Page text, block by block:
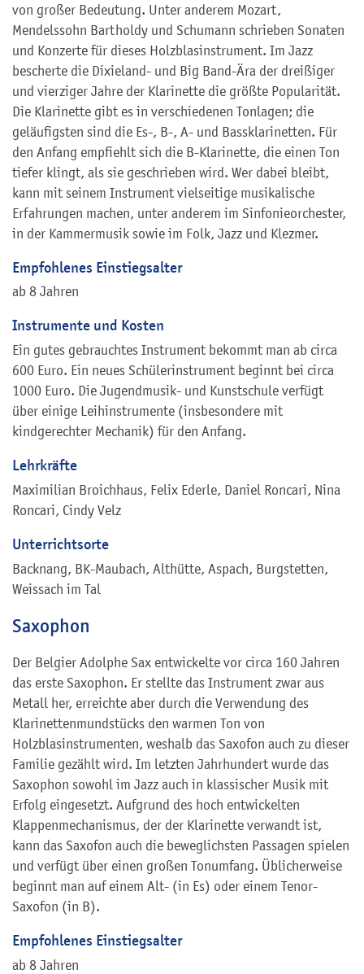
von großer Bedeutung. Unter anderem Mozart,
Mendelssohn Bartholdy und Schumann schrieben Sonaten
und Konzerte für dieses Holzblasinstrument. Im Jazz
bescherte die Dixieland- und Big Band-Ära der dreißiger
und vierziger Jahre der Klarinette die größte Popularität.
Die Klarinette gibt es in verschiedenen Tonlagen; die
geläufigsten sind die Es-, B-, A- und Bassklarinetten. Für
den Anfang empfiehlt sich die B-Klarinette, die einen Ton
tiefer klingt, als sie geschrieben wird. Wer dabei bleibt,
kann mit seinem Instrument vielseitige musikalische
Erfahrungen machen, unter anderem im Sinfonieorchester,
in der Kammermusik sowie im Folk, Jazz und Klezmer.
Empfohlenes Einstiegsalter
ab 8 Jahren
Instrumente und Kosten
Ein gutes gebrauchtes Instrument bekommt man ab circa
600 Euro. Ein neues Schülerinstrument beginnt bei circa
1000 Euro. Die Jugendmusik- und Kunstschule verfügt
über einige Leihinstrumente (insbesondere mit
kindgerechter Mechanik) für den Anfang.
Lehrkräfte
Maximilian Broichhaus, Felix Ederle, Daniel Roncari, Nina
Roncari, Cindy Velz
Unterrichtsorte
Backnang, BK-Maubach, Althütte, Aspach, Burgstetten,
Weissach im Tal
Saxophon
Der Belgier Adolphe Sax entwickelte vor circa 160 Jahren
das erste Saxophon. Er stellte das Instrument zwar aus
Metall her, erreichte aber durch die Verwendung des
Klarinettenmundstücks den warmen Ton von
Holzblasinstrumenten, weshalb das Saxofon auch zu dieser
Familie gezählt wird. Im letzten Jahrhundert wurde das
Saxophon sowohl im Jazz auch in klassischer Musik mit
Erfolg eingesetzt. Aufgrund des hoch entwickelten
Klappenmechanismus, der der Klarinette verwandt ist,
kann das Saxofon auch die beweglichsten Passagen spielen
und verfügt über einen großen Tonumfang. Üblicherweise
beginnt man auf einem Alt- (in Es) oder einem Tenor-
Saxofon (in B).
Empfohlenes Einstiegsalter
ab 8 Jahren